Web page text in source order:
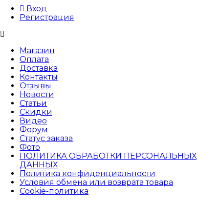
Вход
Регистрация
Магазин
Оплата
Доставка
Контакты
Отзывы
Новости
Статьи
Скидки
Видео
Форум
Статус заказа
Фото
ПОЛИТИКА ОБРАБОТКИ ПЕРСОНАЛЬНЫХ
ДАННЫХ​
Политика конфиденциальности
Условия обмена или возврата товара
Cookie-политика